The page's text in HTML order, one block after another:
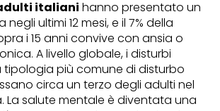
italiani hanno presentato un
negli ultimi 12 mesi, e il 7% della
i 15 anni convive con ansia o
A livello globale, i disturbi
tipologia più comune di disturbo
circa un terzo degli adulti nel
La salute mentale è diventata una